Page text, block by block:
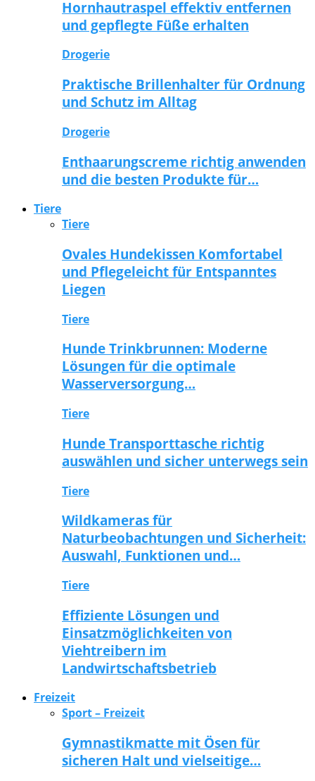
Hornhautraspel effektiv entfernen
und gepflegte Füße erhalten
Drogerie
Praktische Brillenhalter für Ordnung
und Schutz im Alltag
Drogerie
Enthaarungscreme richtig anwenden
und die besten Produkte für…
Tiere
Tiere
Ovales Hundekissen Komfortabel
und Pflegeleicht für Entspanntes
Liegen
Tiere
Hunde Trinkbrunnen: Moderne
Lösungen für die optimale
Wasserversorgung…
Tiere
Hunde Transporttasche richtig
auswählen und sicher unterwegs sein
Tiere
Wildkameras für
Naturbeobachtungen und Sicherheit:
Auswahl, Funktionen und…
Tiere
Effiziente Lösungen und
Einsatzmöglichkeiten von
Viehtreibern im
Landwirtschaftsbetrieb
Freizeit
Sport – Freizeit
Gymnastikmatte mit Ösen für
sicheren Halt und vielseitige…